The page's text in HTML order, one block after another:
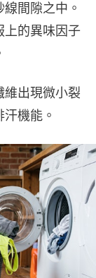
間隙之中。
上的異味因子
維出現微小裂
機能。